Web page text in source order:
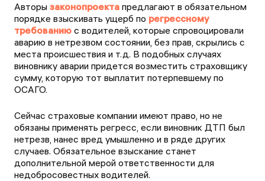
Авторы законопроекта предлагают в обязательном
порядке взыскивать ущерб по регрессному
требованию с водителей, которые спровоцировали
аварию в нетрезвом состоянии, без прав, скрылись с
места происшествия и т.д. В подобных случаях
виновнику аварии придется возместить страховщику
сумму, которую тот выплатит потерпевшему по
ОСАГО.
Сейчас страховые компании имеют право, но не
обязаны применять регресс, если виновник ДТП был
нетрезв, нанес вред умышленно и в ряде других
случаев. Обязательное взыскание станет
дополнительной мерой ответственности для
недобросовестных водителей.